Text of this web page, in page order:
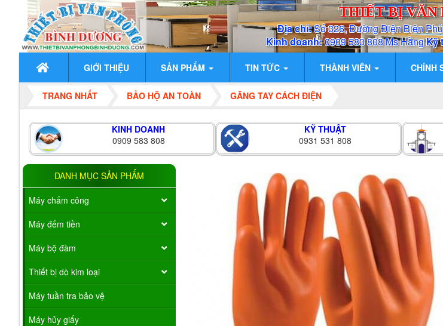
THIẾT BỊ VĂN
Địa chỉ:Số 326, Đường Điện Biên
Kinh doanh:0909 583 808 Ms HằngKỹ
GIỚI THIỆU SẢN PHẨM TIN TỨC THÀNH VIÊN CHÍNH
TRANG NHẤT BẢO HỘ AN TOÀN GĂNG TAY CÁCH ĐIỆN
KINH DOANH
0909 583 808
KỸ THUẬT
0931 531 808
DANH MỤC SẢN PHẨM
Máy chấm công
Máy đếm tiền
Máy bộ đàm
Thiết bị dò kim loại
Máy tuần tra bảo vệ
Máy hủy giấy